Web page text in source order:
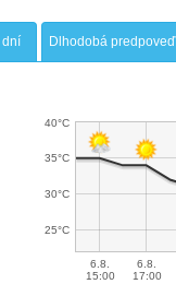
dní Dlhodobá predpoveď
6.8.
15:00
6.8.
17:00
25°C
30°C
35°C
40°C